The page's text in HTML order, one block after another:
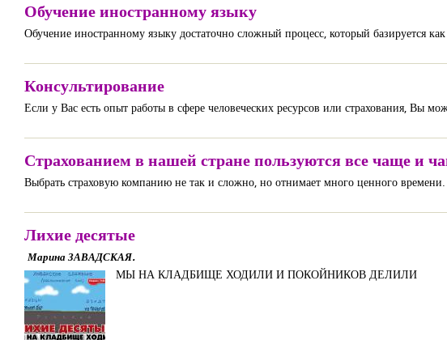
Обучение иностранному языку
Обучение иностранному языку достаточно сложный процесс, который базируется
Консультирование
Если у Вас есть опыт работы в сфере человеческих ресурсов или страхования, Вы
Страхованием в нашей стране пользуются все чаще и
Выбрать страховую компанию не так и сложно, но отнимает много ценного времени.
Лихие десятые
Марина ЗАВАДСКАЯ.
МЫ НА КЛАДБИЩЕ ХОДИЛИ И ПОКОЙНИКОВ ДЕЛИЛИ